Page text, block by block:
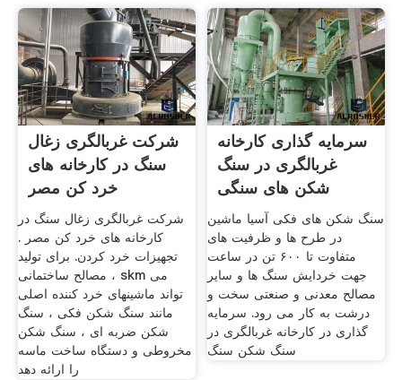
شرکت غربالگری زغال
سنگ در کارخانه های
خرد کن مصر
شرکت غربالگری زغال سنگ در
کارخانه های خرد کن مصر .
تجهیزات خرد کردن. برای تولید
مصالح ساختمانی ، skm می
تواند ماشینهای خرد کننده اصلی
مانند سنگ شکن فکی ، سنگ
شکن ضربه ای ، سنگ شکن
مخروطی و دستگاه ساخت ماسه
را ارائه دهد
سرمایه گذاری کارخانه
غربالگری در سنگ
شکن های سنگی
سنگ شکن های فکی آسیا ماشین
در طرح ها و ظرفیت های
متفاوت تا ۶۰۰ تن در ساعت
جهت خردایش سنگ ها و سایر
مصالح معدنی و صنعتی سخت و
درشت به کار می رود. سرمایه
گذاری در کارخانه غربالگری در
سنگ شکن سنگ